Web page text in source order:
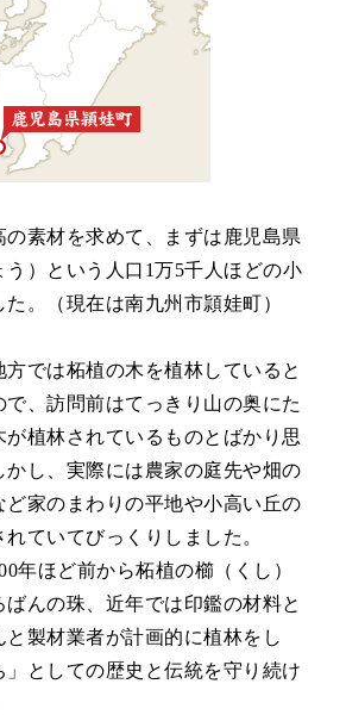
の素材を求めて、まずは鹿児島県
う）という人口1万5千人ほどの小
。（現在は南九州市頴娃町）
方では柘植の木を植林していると
で、訪問前はてっきり山の奥にた
が植林されているものとばかり思
かし、実際には農家の庭先や畑の
ど家のまわりの平地や小高い丘の
れていてびっくりしました。
年ほど前から柘植の櫛（くし）
んの珠、近年では印鑑の材料と
と製材業者が計画的に植林をし
」としての歴史と伝統を守り続け